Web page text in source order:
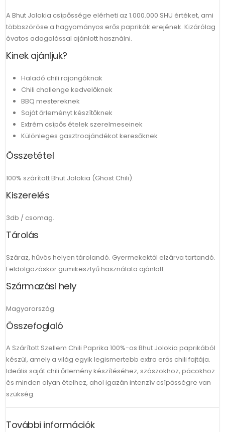
A Bhut Jolokia csípőssége elérheti az 1.000.000 SHU értéket, ami
többszöröse a hagyományos erős paprikák erejének. Kizárólag
óvatos adagolással ajánlott használni.
Kinek ajánljuk?
Haladó chili rajongóknak
Chili challenge kedvelőknek
BBQ mestereknek
Saját őrleményt készítőknek
Extrém csípős ételek szerelmeseinek
Különleges gasztroajándékot keresőknek
Összetétel
100% szárított Bhut Jolokia (Ghost Chili).
Kiszerelés
3db / csomag.
Tárolás
Száraz, hűvös helyen tárolandó. Gyermekektől elzárva tartandó.
Feldolgozáskor gumikesztyű használata ajánlott.
Származási hely
Magyarország.
Összefoglaló
A Szárított Szellem Chili Paprika 100%-os Bhut Jolokia paprikából
készül, amely a világ egyik legismertebb extra erős chili fajtája.
Ideális saját chili őrlemény készítéséhez, szószokhoz, pácokhoz
és minden olyan ételhez, ahol igazán intenzív csípősségre van
szükség.
További információk